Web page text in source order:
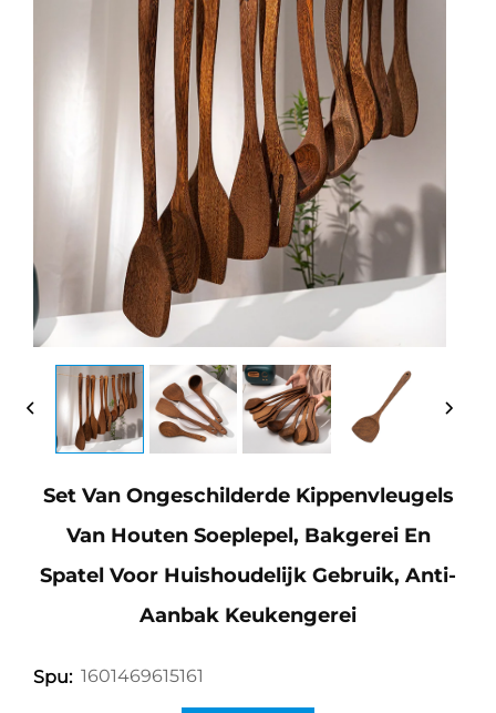
Set Van Ongeschilderde Kippenvleugels
Van Houten Soeplepel, Bakgerei En
Spatel Voor Huishoudelijk Gebruik, Anti-
Aanbak Keukengerei
Spu: 1601469615161